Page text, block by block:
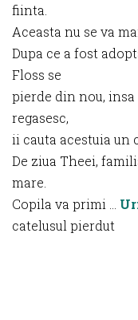
fiinta.
Aceasta nu se va
Dupa ce a fost
Floss se
pierde din nou,
regasesc,
ii cauta acestuia un
De ziua Theei,
mare.
Copila va primi …
catelusul pierdut